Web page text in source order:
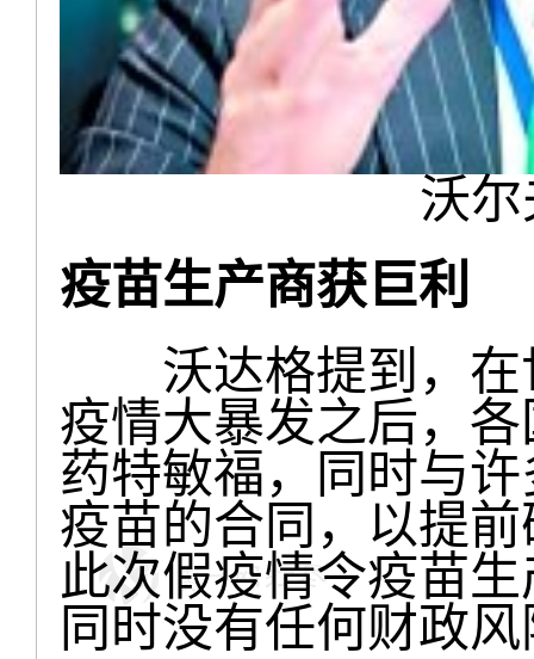
沃尔
疫苗生产商获巨利
沃达格提到，在
疫情大暴发之后，
药特敏福，同时与
疫苗的合同，以提
此次假疫情令疫苗
同时没有任何财政